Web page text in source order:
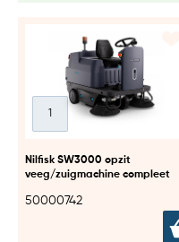
Nilfisk SW3000 opzit
veeg/zuigmachine compleet
50000742